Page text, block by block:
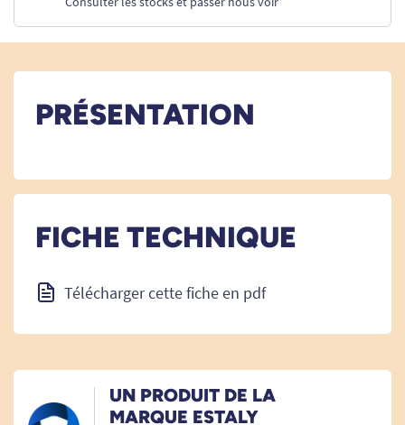
PRÉSENTATION
FICHE TECHNIQUE
Télécharger cette fiche en pdf
UN PRODUIT DE LA
MARQUE ESTALY